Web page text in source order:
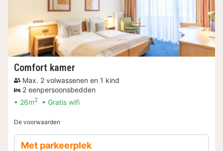
Comfort kamer
Max. 2 volwassenen en 1 kind
2 eenpersoonsbedden
26m2 Gratis wifi
De voorwaarden
Met parkeerplek